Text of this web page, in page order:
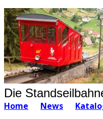
Die
Home News